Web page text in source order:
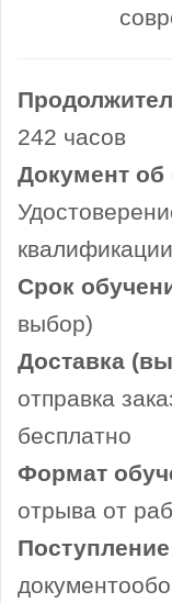
242 часов
Документ об
квалификации
Срок
выбор)
Доставка
отправка
бесплатно
Формат
отрыва от